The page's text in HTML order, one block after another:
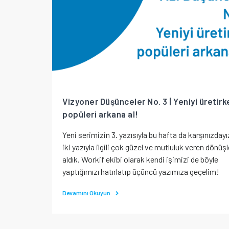
Vizyoner Düşünceler No. 3 | Yeniyi
popüleri arkana al!
Yeni serimizin 3. yazısıyla bu hafta da
iki yazıyla ilgili çok güzel ve mutluluk veren
aldık. Workif ekibi olarak kendi işimizi de böyle
yaptığımızı hatırlatıp üçüncü yazımıza geçelim!
Devamını Okuyun